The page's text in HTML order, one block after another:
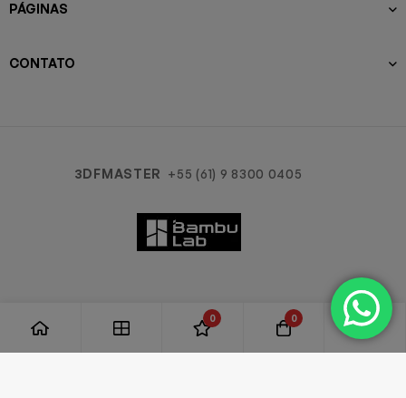
PÁGINAS
CONTATO
3DFMASTER +55 (61) 9 8300 0405
0 0